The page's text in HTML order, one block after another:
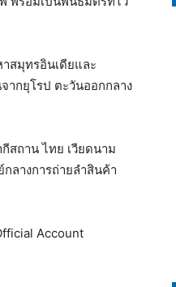
สมุทรอินเดียและ
ากยุโรป ตะวันออกกลาง
สถาน ไทย เวียดนาม
ลางการถ่ายลำสินค้า
Account